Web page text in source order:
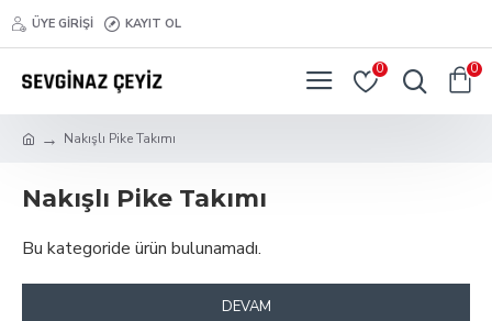
ÜYE GİRİŞİ KAYIT OL
0 0
Nakışlı Pike Takımı
Nakışlı Pike Takımı
Bu kategoride ürün bulunamadı.
DEVAM